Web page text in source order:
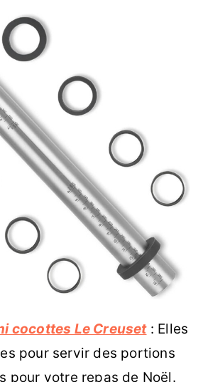
cocottes Le Creuset: Elles
pour servir des portions
pour votre repas de Noël.